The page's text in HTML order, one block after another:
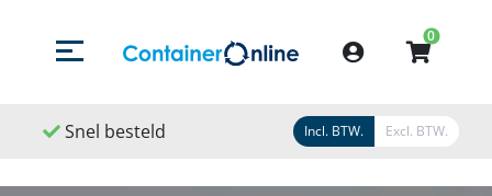
Menu openen/sluiten
Account
0
Snel besteld Snel geleverd
Incl. BTW. Excl. BTW.